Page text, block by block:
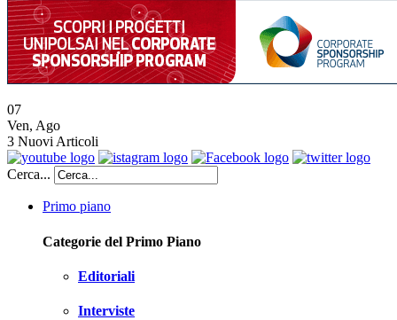
07
Ven, Ago
3 Nuovi Articoli
Cerca...
Primo piano
Categorie del Primo Piano
Editoriali
Interviste